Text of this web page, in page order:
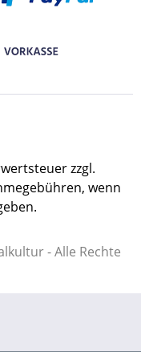
auf der
Otto Böcher
S. mit 9
3-89735-
zzgl.
wenn
- Alle Rechte